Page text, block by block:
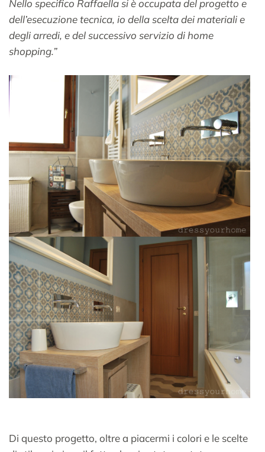
Nello specifico Raffaella si è occupata del progetto e
dell’esecuzione tecnica, io della scelta dei materiali e
degli arredi, e del successivo servizio di home
shopping.”
Di questo progetto, oltre a piacermi i colori e le scelte